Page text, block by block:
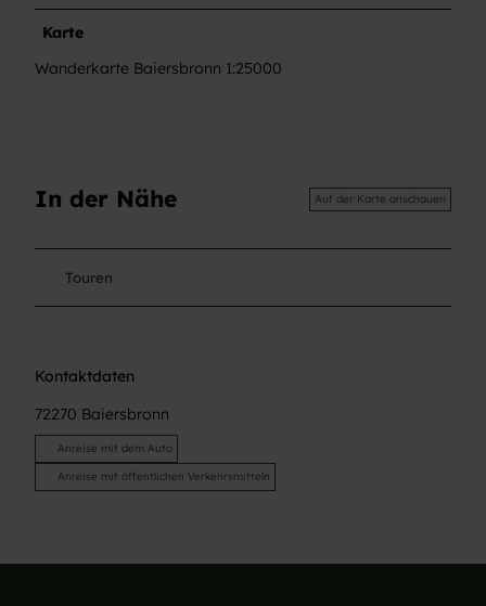
Karte
Wanderkarte Baiersbronn 1:25000
In der Nähe Auf der Karte anschauen
Touren
Kontaktdaten
72270 Baiersbronn
Anreise mit dem Auto
Anreise mit öffentlichen Verkehrsmitteln